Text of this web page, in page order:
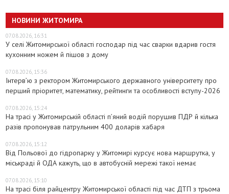
НОВИНИ ЖИТОМИРА
07.08.2026, 16:31
У селі Житомирської області господар під час сварки вдарив гостя
кухонним ножем й пішов з дому
07.08.2026, 15:36
Інтерв’ю з ректором Житомирського державного університету про
перший пріоритет, математику, рейтинги та особливості вступу-2026
07.08.2026, 15:24
На трасі у Житомирській області п’яний водій порушив ПДР й кілька
разів пропонував патрульним 400 доларів хабаря
07.08.2026, 15:12
Від Польової до гідропарку у Житомирі курсує нова маршрутка, у
міськраді й ОДА кажуть, що в автобусній мережі такої немає
07.08.2026, 15:10
На трасі біля райцентру Житомирської області під час ДТП з трьома